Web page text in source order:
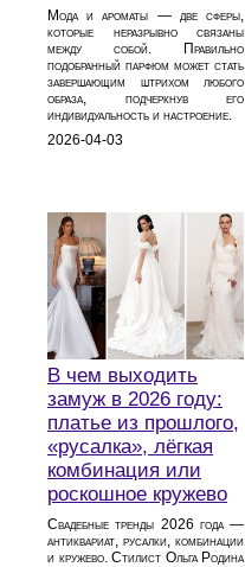
Мода и ароматы — две сферы,
которые неразрывно связаны
между собой. Правильно
подобранный парфюм может стать
завершающим штрихом любого
образа, подчеркнув его
индивидуальность и настроение.
2026-04-03
В чем выходить
замуж в 2026 году:
платье из прошлого,
«русалка», лёгкая
комбинация или
роскошное кружево
Свадебные тренды 2026 года —
антиквариат, русалки, комбинации
и кружево. Стилист Ольга Родина